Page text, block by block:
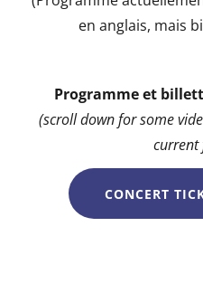
en anglais, mais
Programme et
(scroll down for some
current
CONCERT